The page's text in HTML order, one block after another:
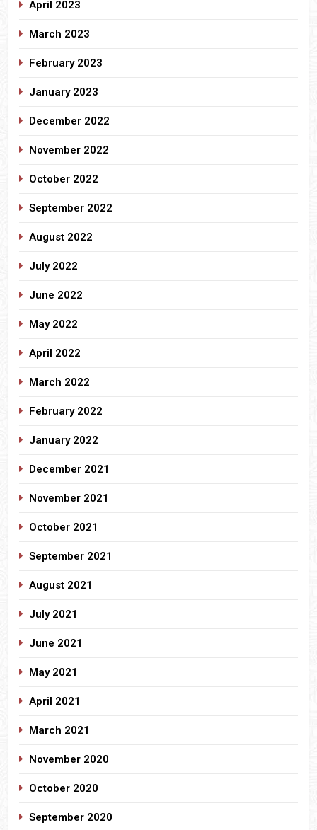
April 2023
March 2023
February 2023
January 2023
December 2022
November 2022
October 2022
September 2022
August 2022
July 2022
June 2022
May 2022
April 2022
March 2022
February 2022
January 2022
December 2021
November 2021
October 2021
September 2021
August 2021
July 2021
June 2021
May 2021
April 2021
March 2021
November 2020
October 2020
September 2020